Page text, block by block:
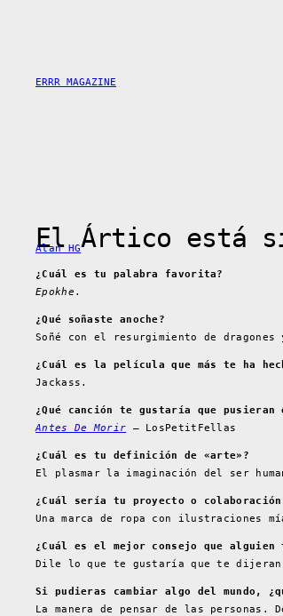
ERRR MAGAZINE
El Ártico está
Alan HG
¿Cuál es tu palabra favorita?
Epokhe .
¿Qué soñaste anoche?
Soñé con el resurgimiento de
¿Cuál es la película que más te ha
Jackass.
¿Qué canción te gustaría que
Antes De Morir – LosPetitFellas
¿Cuál es tu definición de «arte»?
El plasmar la imaginación del ser
¿Cuál sería tu proyecto o
Una marca de ropa con ilustraciones
¿Cuál es el mejor consejo que alguien
Dile lo que te gustaría que te
Si pudieras cambiar algo del mundo,
La manera de pensar de las personas.